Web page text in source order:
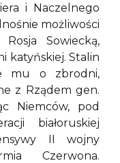
i Naczelnego
możliwości
Sowiecką,
katyńskiej. Stalin
mu o zbrodni,
z Rządem gen.
Niemców, pod
białoruskiej
II wojny
Czerwona.